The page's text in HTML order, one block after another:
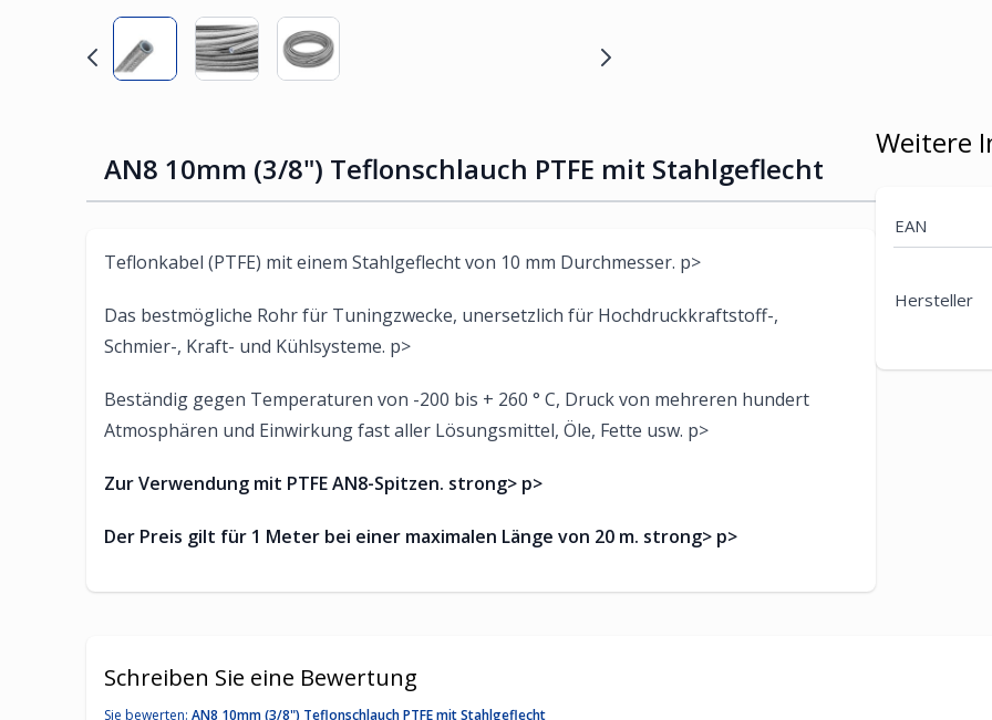
AN8 10mm (3/8") Teflonschlauch PTFE mit Stahlgeflecht
Teflonkabel (PTFE) mit einem Stahlgeflecht von 10 mm Durchmesser. p>
Das bestmögliche Rohr für Tuningzwecke, unersetzlich für Hochdruckkraftstoff-,
Schmier-, Kraft- und Kühlsysteme. p>
Beständig gegen Temperaturen von -200 bis + 260 ° C, Druck von mehreren hundert
Atmosphären und Einwirkung fast aller Lösungsmittel, Öle, Fette usw. p>
Zur Verwendung mit PTFE AN8-Spitzen. strong> p>
Der Preis gilt für 1 Meter bei einer maximalen Länge von 20 m. strong> p>
Weitere
EAN
Hersteller
Schreiben Sie eine Bewertung
Sie bewerten: AN8 10mm (3/8") Teflonschlauch PTFE mit Stahlgeflecht